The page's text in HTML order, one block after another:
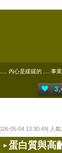
內心是緩緩的 .... 事
05-04 13:30:49| 人
蛋白質與高